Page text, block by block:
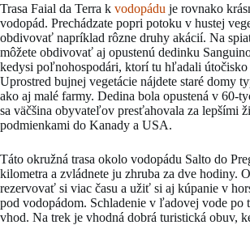
Trasa Faial da Terra k vodopádu je rovnako
vodopád. Prechádzate popri potoku v hustej
obdivovať napríklad rôzne druhy akácií. Na
môžete obdivovať aj opustenú dedinku
kedysi poľnohospodári, ktorí tu hľadali útočisko
Uprostred bujnej vegetácie nájdete staré domy
ako aj malé farmy. Dedina bola opustená v 60-
sa väčšina obyvateľov presťahovala za lepšími
podmienkami do Kanady a USA.
Táto okružná trasa okolo vodopádu Salto do
kilometra a zvládnete ju zhruba za dve hodiny.
rezervovať si viac času a užiť si aj kúpanie v
pod vodopádom. Schladenie v ľadovej vode po
vhod. Na trek je vhodná dobrá turistická obuv,